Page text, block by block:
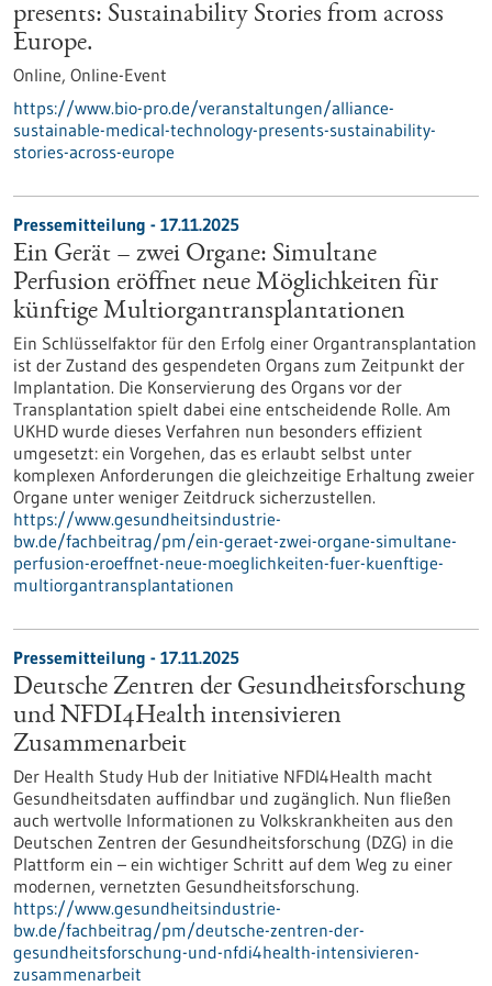
presents: Sustainability Stories from across
Europe.
Online, Online-Event
https://www.bio-pro.de/veranstaltungen/alliance-
sustainable-medical-technology-presents-sustainability-
stories-across-europe
Pressemitteilung - 17.11.2025
Ein Gerät – zwei Organe: Simultane
Perfusion eröffnet neue Möglichkeiten für
künftige Multiorgantransplantationen
Ein Schlüsselfaktor für den Erfolg einer Organtransplantation
ist der Zustand des gespendeten Organs zum Zeitpunkt der
Implantation. Die Konservierung des Organs vor der
Transplantation spielt dabei eine entscheidende Rolle. Am
UKHD wurde dieses Verfahren nun besonders effizient
umgesetzt: ein Vorgehen, das es erlaubt selbst unter
komplexen Anforderungen die gleichzeitige Erhaltung zweier
Organe unter weniger Zeitdruck sicherzustellen.
https://www.gesundheitsindustrie-
bw.de/fachbeitrag/pm/ein-geraet-zwei-organe-simultane-
perfusion-eroeffnet-neue-moeglichkeiten-fuer-kuenftige-
multiorgantransplantationen
Pressemitteilung - 17.11.2025
Deutsche Zentren der Gesundheitsforschung
und NFDI4Health intensivieren
Zusammenarbeit
Der Health Study Hub der Initiative NFDI4Health macht
Gesundheitsdaten auffindbar und zugänglich. Nun fließen
auch wertvolle Informationen zu Volkskrankheiten aus den
Deutschen Zentren der Gesundheitsforschung (DZG) in die
Plattform ein – ein wichtiger Schritt auf dem Weg zu einer
modernen, vernetzten Gesundheitsforschung.
https://www.gesundheitsindustrie-
bw.de/fachbeitrag/pm/deutsche-zentren-der-
gesundheitsforschung-und-nfdi4health-intensivieren-
zusammenarbeit